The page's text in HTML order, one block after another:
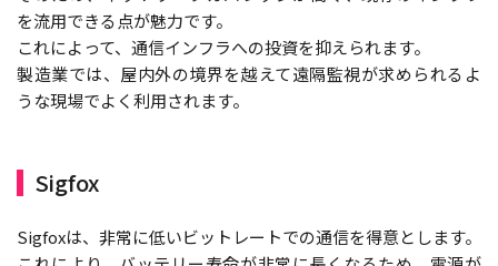
を流用できる点が魅力です。
これによって、通信インフラへの投資を抑えられます。
製造業では、屋内外の境界を越えて遠隔監視が求められるよ
うな現場でよく利用されます。
Sigfox
Sigfoxは、非常に低いビットレートでの通信を得意とします。